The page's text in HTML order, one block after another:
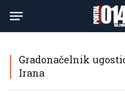
Gradonačelnik
Irana